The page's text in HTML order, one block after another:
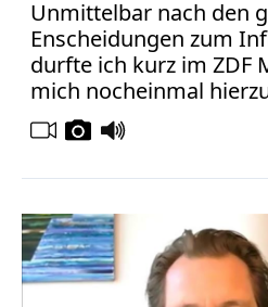
Unmittelbar nach den
Enscheidungen zum
durfte ich kurz im ZDF
mich nocheinmal